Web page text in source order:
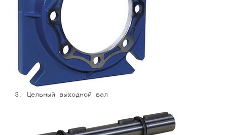
3. Цельный выходной вал